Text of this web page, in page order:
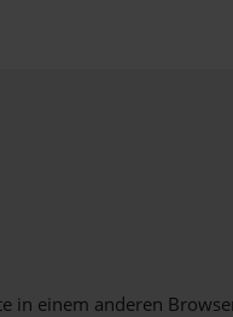
in einem anderen